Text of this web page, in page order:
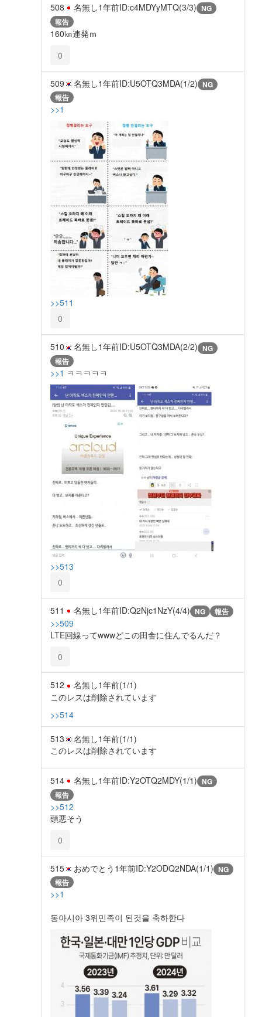
508 名無し1年前ID:c4MDYyMTQ(3/3) NG
報告
160㎞連発ｍ
0
509 名無し1年前ID:U5OTQ3MDA(1/2) NG
報告
>>1
>>511
0
510 名無し1年前ID:U5OTQ3MDA(2/2) NG
報告
>>1 ㅋㅋㅋㅋㅋ
>>513
0
511 名無し1年前ID:Q2Njc1NzY(4/4) NG 報告
>>509
LTE回線ってwwwどこの田舎に住んでるんだ？
0
512 名無し1年前(1/1)
このレスは削除されています
>>514
513 名無し1年前(1/1)
このレスは削除されています
514 名無し1年前ID:Y2OTQ2MDY(1/1) NG
報告
>>512
頭悪そう
0
515 おめでとう 1年前ID:Y2ODQ2NDA(1/1) NG
報告
>>1
동아시아 3위민족이 된것을 축하한다